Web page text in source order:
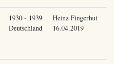
1930 - 1939
Deutschland
Heinz Fingerhut
16.04.2019